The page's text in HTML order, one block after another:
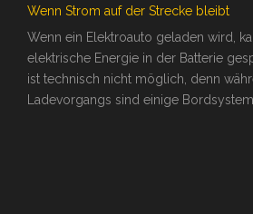
Wenn Strom auf der Strecke bleibt
Wenn ein Elektroauto geladen wird,
elektrische Energie in der Batterie
ist technisch nicht möglich, denn
Ladevorgangs sind einige